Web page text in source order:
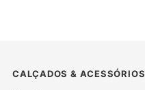
CALÇADOS & ACESSÓRIOS